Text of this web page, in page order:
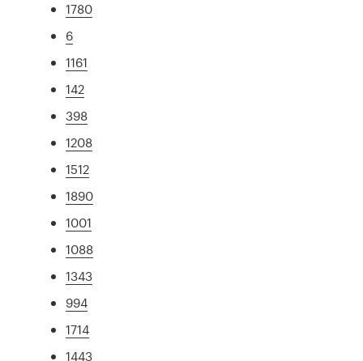
1780
6
1161
142
398
1208
1512
1890
1001
1088
1343
994
1714
1443